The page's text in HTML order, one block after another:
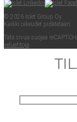
© 2026 Islet Group Oy
Kaik­ki oikeu­det pidätetään.
Tätä sivua suo­jaa
ve­lueh­to­ja.